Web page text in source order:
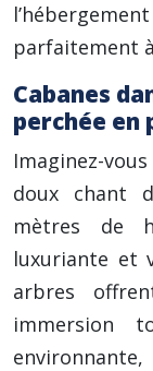
parfaitement
Cabanes
perchée en
Imaginez-
doux chant
mètres de
luxuriante et
arbres
immersion